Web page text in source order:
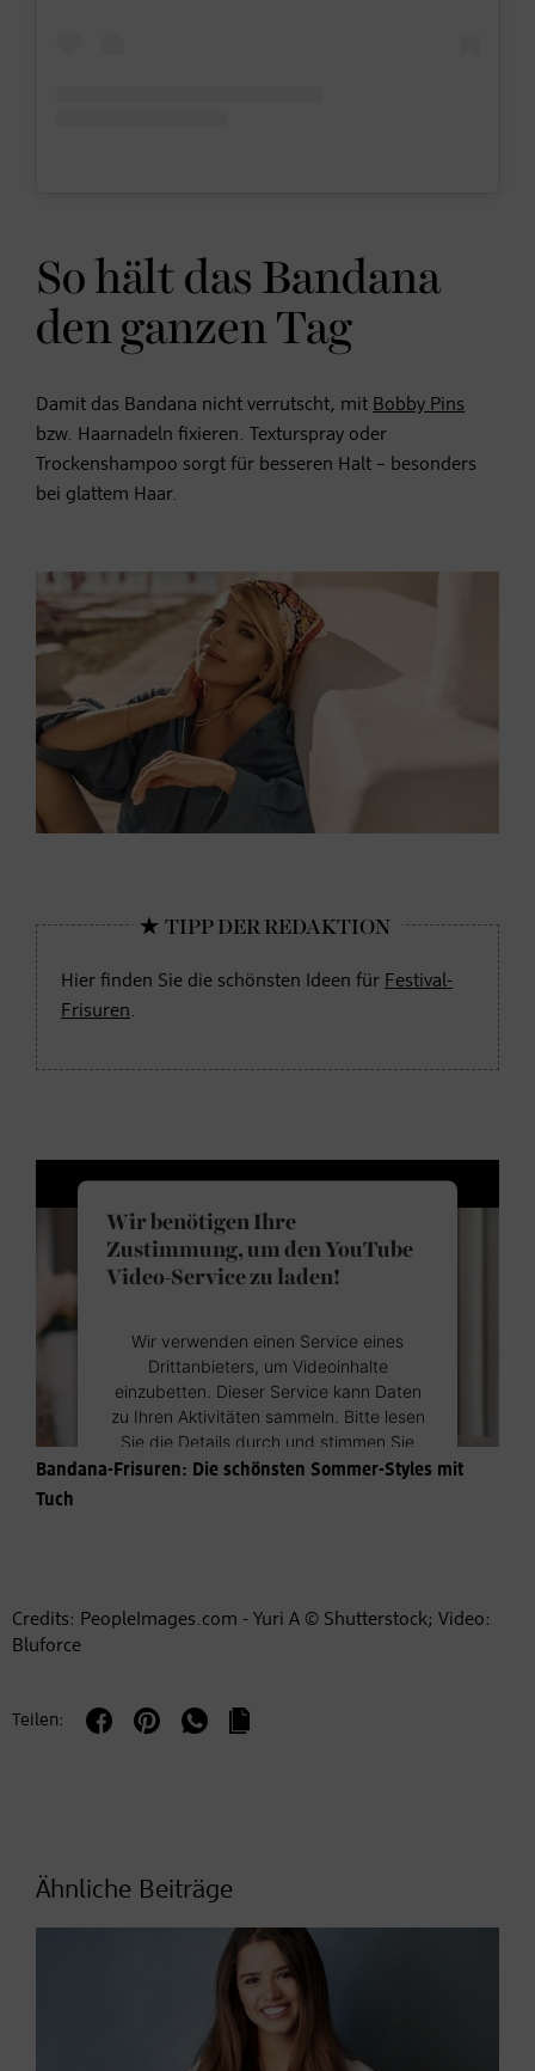
So hält das Bandana
den ganzen Tag
Damit das Bandana nicht verrutscht, mit Bobby Pins
bzw. Haarnadeln fixieren. Texturspray oder
Trockenshampoo sorgt für besseren Halt – besonders
bei glattem Haar.
Hier finden Sie die schönsten Ideen für Festival-
Frisuren.
Wir benötigen Ihre
Zustimmung, um den YouTube
Video-Service zu laden!
Wir verwenden einen Service eines
Drittanbieters, um Videoinhalte
einzubetten. Dieser Service kann Daten
zu Ihren Aktivitäten sammeln. Bitte lesen
Sie die Details durch und stimmen Sie
der Nutzung des Service zu, um dieses
Bandana-Frisuren: Die schönsten Sommer-Styles mit
Tuch
Credits: PeopleImages.com - Yuri A © Shutterstock; Video:
Bluforce
Teilen:
Ähnliche Beiträge